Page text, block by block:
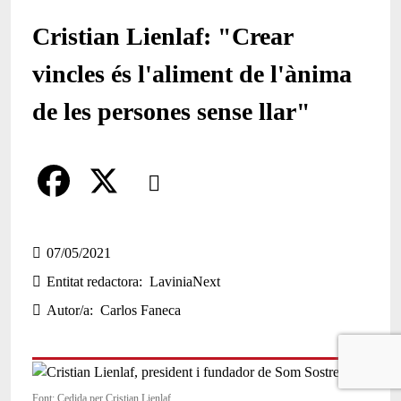
Cristian Lienlaf: "Crear
vincles és l'aliment de l'ànima
de les persones sense llar"
Comparteix
a
c
e
o
07/05/2021
Entitat redactora
LaviniaNext
Autor/a
Carlos Faneca
Font: Cedida per Cristian Lienlaf